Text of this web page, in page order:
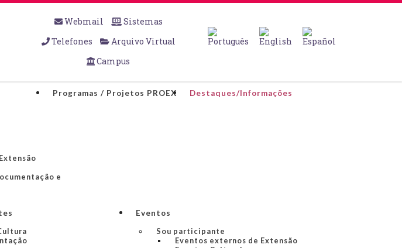
Webmail
Sistemas
Telefones
Arquivo Virtual
Campus
e
Programas / Projetos PROEX Destaques/Informações
Eventos
Sou participante
Eventos externos de Extensão